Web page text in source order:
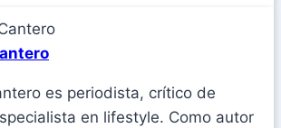
es periodista, crítico de
en lifestyle. Como autor